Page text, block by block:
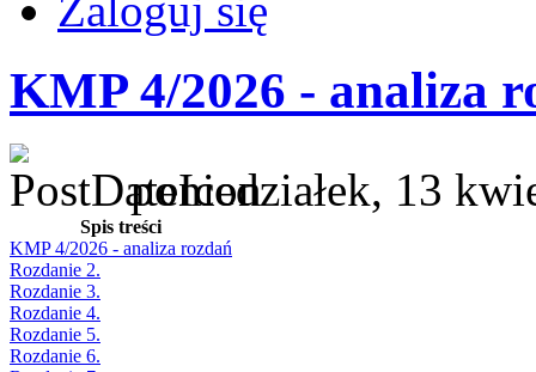
Zaloguj się
KMP 4/2026 - analiza
poniedziałek, 13
Spis treści
KMP 4/2026 - analiza rozdań
Rozdanie 2.
Rozdanie 3.
Rozdanie 4.
Rozdanie 5.
Rozdanie 6.